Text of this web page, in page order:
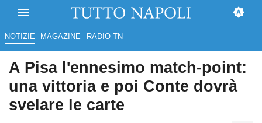
NOTIZIE MAGAZINE RADIO TN
A Pisa l'ennesimo match-point:
una vittoria e poi Conte dovrà
svelare le carte